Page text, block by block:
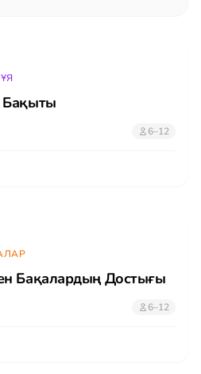
Бақыты
6–12
Бақалардың Достығы
6–12